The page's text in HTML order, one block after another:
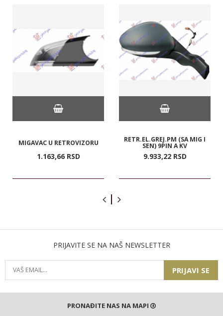
MIGAVAC U RETROVIZORU
1.163,66 RSD
RETR.EL.GREJ.PM (SA MIG I
SEN) 9PIN A KV
9.933,22 RSD
PRIJAVITE SE NA NAŠ NEWSLETTER
PRIJAVI SE
PRONAĐITE NAS NA MAPI